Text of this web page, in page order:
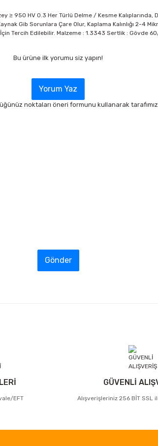
≥ 950 HV 0.3 Her Türlü Delme / Kesme Kalıplarında,
Gib Sorunlara Çare Olur, Kaplama Kalınlığı 2-4
Tercih Edilebilir. Malzeme : 1.3343 Sertlik : Gövde
Bu ürüne ilk yorumu siz yapın!
Yorum Yaz
noktaları öneri formunu kullanarak
Gönder
EFT
GÜVENLİ
Alışverişleriniz 256 BİT SSL